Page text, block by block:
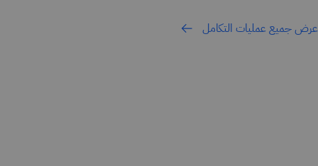
عرض جميع عمليات التكامل